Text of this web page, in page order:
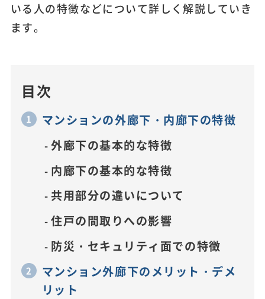
いる人の特徴などについて詳しく解説していき
ます。
目次
マンションの外廊下・内廊下の特徴
外廊下の基本的な特徴
内廊下の基本的な特徴
共用部分の違いについて
住戸の間取りへの影響
防災・セキュリティ面での特徴
マンション外廊下のメリット・デメ
リット